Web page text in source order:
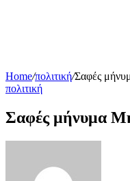
Home/πολιτική/Σαφές
πολιτική
Σαφές μήνυμα